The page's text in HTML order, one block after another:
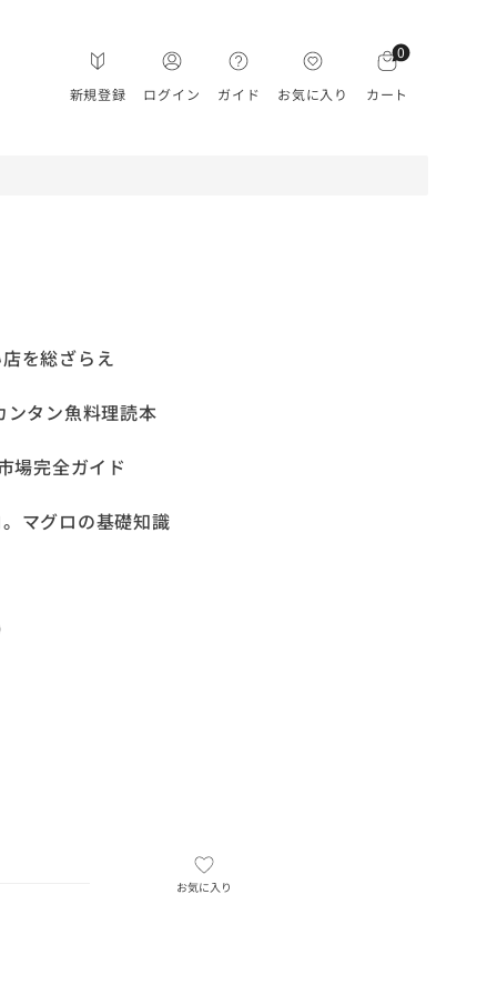
新規登録 ログイン ガイド お気に入り
0
カート
を総ざらえ
ンタン魚料理読本
場完全ガイド
マグロの基礎知識
お気に入り